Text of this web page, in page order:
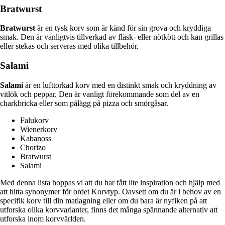
Bratwurst
Bratwurst är en tysk korv som är känd för sin grova och kryddiga
smak. Den är vanligtvis tillverkad av fläsk- eller nötkött och kan grillas
eller stekas och serveras med olika tillbehör.
Salami
Salami är en lufttorkad korv med en distinkt smak och kryddning av
vitlök och peppar. Den är vanligt förekommande som del av en
charkbricka eller som pålägg på pizza och smörgåsar.
Falukorv
Wienerkorv
Kabanoss
Chorizo
Bratwurst
Salami
Med denna lista hoppas vi att du har fått lite inspiration och hjälp med
att hitta synonymer för ordet Korvtyp. Oavsett om du är i behov av en
specifik korv till din matlagning eller om du bara är nyfiken på att
utforska olika korvvarianter, finns det många spännande alternativ att
utforska inom korvvärlden.